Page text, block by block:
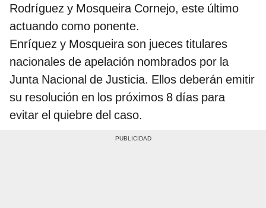
Rodríguez y Mosqueira Cornejo, este último
actuando como ponente.
Enríquez y Mosqueira son jueces titulares
nacionales de apelación nombrados por la
Junta Nacional de Justicia. Ellos deberán emitir
su resolución en los próximos 8 días para
evitar el quiebre del caso.